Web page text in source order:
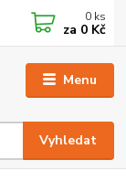
Menu
Vyhledat
0 ks
za 0 Kč